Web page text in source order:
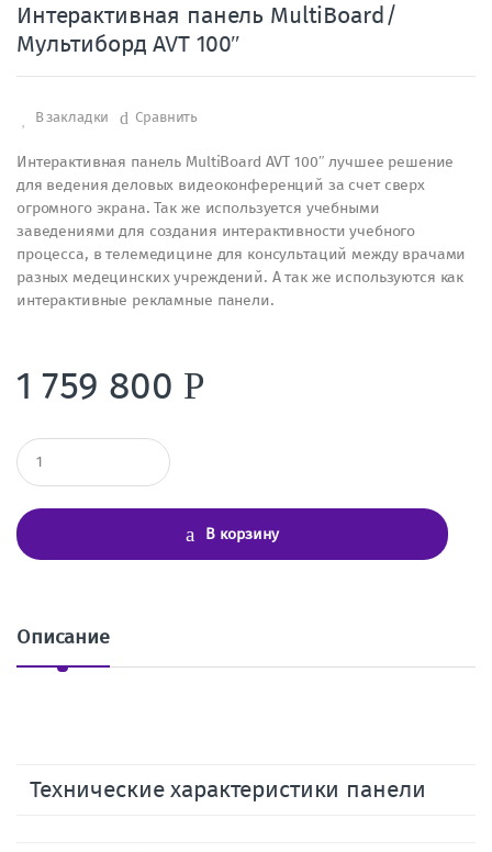
Интерактивная панель MultiBoard/
Мультиборд AVT 100″
В закладки Сравнить
Интерактивная панель MultiBoard AVT 100″ лучшее решение
для ведения деловых видеоконференций за счет сверх
огромного экрана. Так же используется учебными
заведениями для создания интерактивности учебного
процесса, в телемедицине для консультаций между врачами
разных медецинских учреждений. А так же используются как
интерактивные рекламные панели.
1 759 800 Р
К
о
ч
е
В корзину
Описание
Технические характеристики панели